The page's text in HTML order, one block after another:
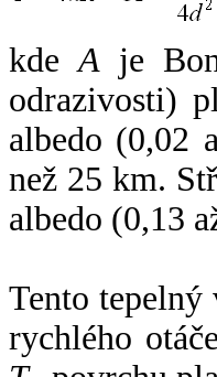
kdeA je
odrazivosti)
albedo (0,02
než 25 km.
albedo (0,13
Tento
rychlého